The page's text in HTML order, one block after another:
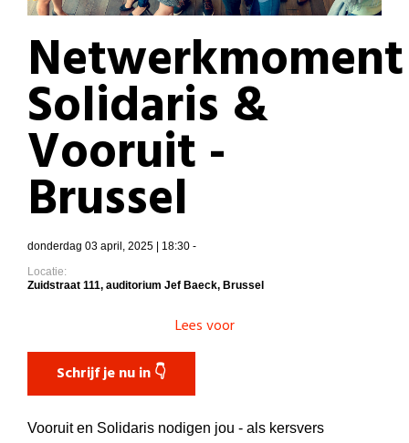
Netwerkmoment
Solidaris &
Vooruit -
Brussel
donderdag 03 april, 2025 | 18:30 -
Locatie:
Zuidstraat 111, auditorium Jef Baeck, Brussel
Lees voor
Schrijf je nu in 👇
Vooruit en Solidaris nodigen jou - als kersvers